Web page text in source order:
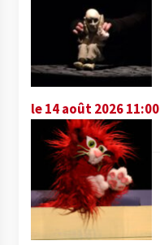
le 14 août 2026 11:00